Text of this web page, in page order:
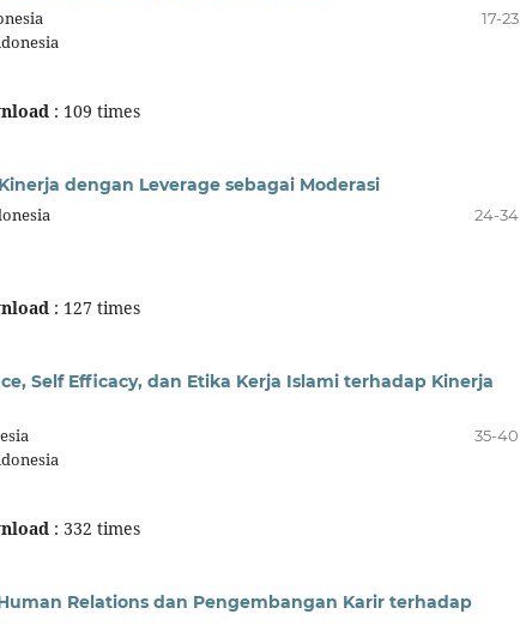
17-23
: 109 times
dengan Leverage sebagai Moderasi
24-34
: 127 times
Self Efficacy, dan Etika Kerja Islami terhadap Kinerja
35-40
: 332 times
Relations dan Pengembangan Karir terhadap